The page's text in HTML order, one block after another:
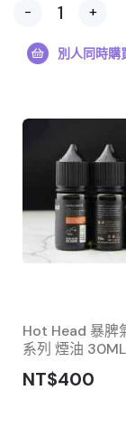
- +
別人同時購
Hot Head 暴脾
系列 煙油
NT$400